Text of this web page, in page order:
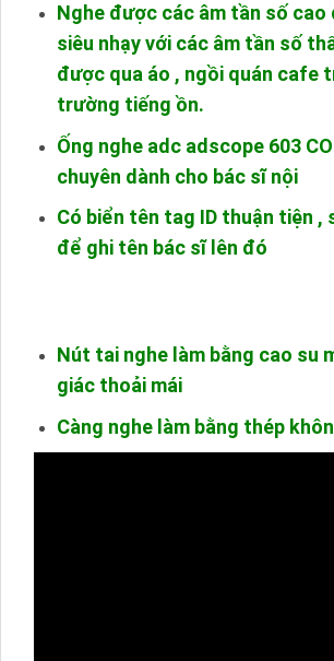
Nghe được các âm tần số
siêu nhạy với các âm tần số
được qua áo , ngồi quán cafe
trường tiếng ồn.
Ống nghe adc adscope 603
chuyên dành cho bác sĩ nội
Có biển tên tag ID thuận tiện ,
để ghi tên bác sĩ lên đó
Nút tai nghe làm bằng cao su
giác thoải mái
Càng nghe làm bằng thép